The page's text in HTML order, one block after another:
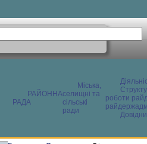
РАЙОННА
РАДА
Міська,
селищні та
сільські
ради
роботи